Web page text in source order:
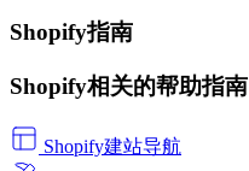
Shopify指南
Shopify相关的帮助指南
Shopify建站导航